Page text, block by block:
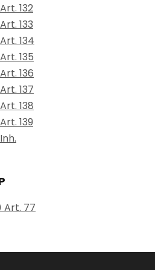
132
133
134
135
136
137
138
139
Art. 77